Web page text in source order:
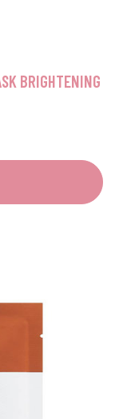
BRIGHTENING